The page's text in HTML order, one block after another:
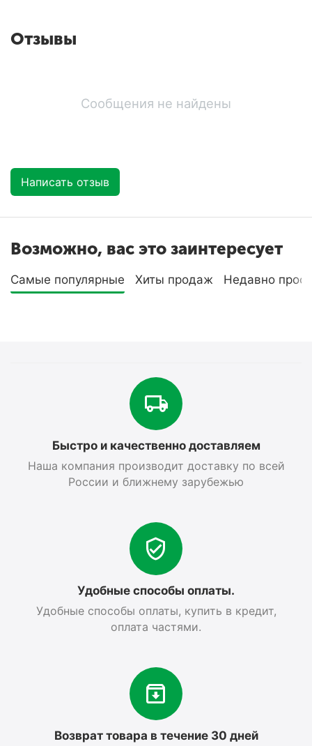
Отзывы
Сообщения не найдены
Написать отзыв
Возможно, вас это заинтересует
Самые популярные Хиты продаж Недавно
Быстро и качественно доставляем
Наша компания производит доставку по всей
России и ближнему зарубежью
Удобные способы оплаты.
Удобные способы оплаты, купить в кредит,
оплата частями.
Возврат товара в течение 30 дней